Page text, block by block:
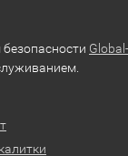
Global-